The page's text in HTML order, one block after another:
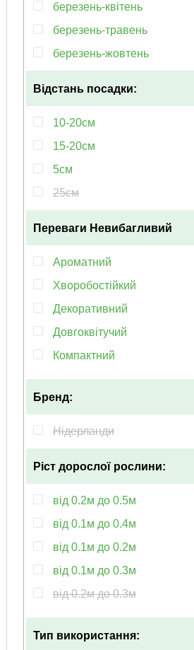
березень-квітень
березень-травень
березень-жовтень
Відстань посадки:
10-20см
15-20см
5см
25см
Переваги Невибагливий
Ароматний
Хворобостійкий
Декоративний
Довгоквітучий
Компактний
Гарноквітучий
Махровий
Багаторічний
Морозостійкий
Невибагливий
Рясноквітучий
Популярний
Пишноквітучий
Ранньоквітучий
Тіньолюбні
Бренд:
Нідерланди
Ріст дорослої рослини:
від 0.2м до 0.5м
від 0.1м до 0.4м
від 0.1м до 0.2м
від 0.1м до 0.3м
від 0.2м до 0.3м
від 0.2м до 0.4м
від 0.4м до 0.6м
Тип використання: